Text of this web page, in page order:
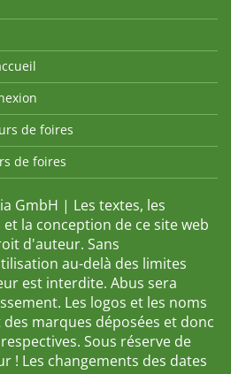
de foires
de foires
GmbH | Les textes, les
la conception de ce site web
d'auteur. Sans
au-delà des limites
est interdite. Abus sera
Les logos et les noms
marques déposées et donc
Sous réserve de
! Les changements des dates